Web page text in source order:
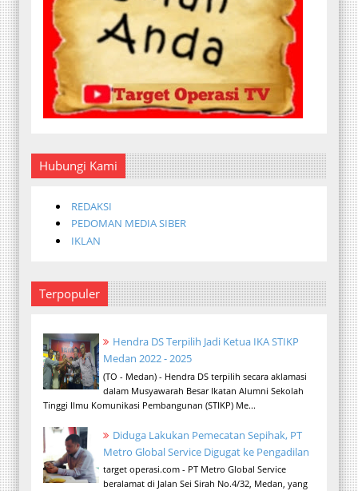
Hubungi Kami
REDAKSI
PEDOMAN MEDIA SIBER
IKLAN
Terpopuler
Hendra DS Terpilih Jadi Ketua IKA STIKP
Medan 2022 - 2025
(TO - Medan) - Hendra DS terpilih secara aklamasi
dalam Musyawarah Besar Ikatan Alumni Sekolah
Tinggi Ilmu Komunikasi Pembangunan (STIKP) Me...
Diduga Lakukan Pemecatan Sepihak, PT
Metro Global Service Digugat ke Pengadilan
target operasi.com - PT Metro Global Service
beralamat di Jalan Sei Sirah No.4/32, Medan, yang